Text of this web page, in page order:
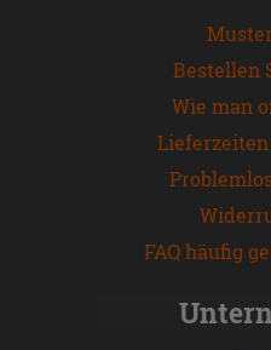
Bestellen
Wie man
FAQ häufig